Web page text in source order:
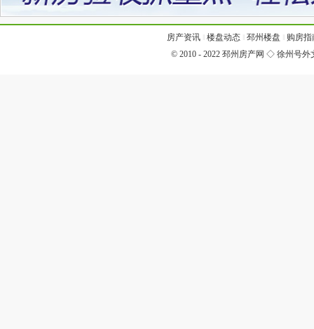
房产资讯 楼盘动态 邳州楼盘
购房指
© 2010 - 2022 邳州房产网 ◇ 徐州号外